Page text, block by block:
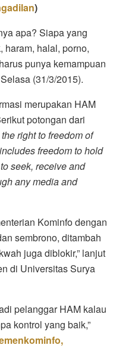
)
apa? Siapa yang
haram, halal, porno,
punya kemampuan
(31/3/2015).
merupakan HAM
potongan dari
right to freedom of
freedom to hold
seek, receive and
any media and
Kominfo dengan
sembrono, ditambah
juga diblokir,” lanjut
di Universitas Surya
pelanggar HAM kalau
kontrol yang baik,”